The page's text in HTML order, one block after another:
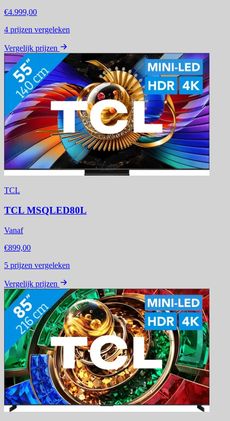
€4.999,00
4 prijzen vergeleken
Vergelijk prijzen
TCL
TCL MSQLED80L
Vanaf
€899,00
5 prijzen vergeleken
Vergelijk prijzen